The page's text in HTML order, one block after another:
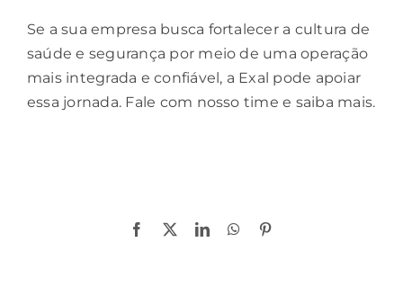
Se a sua empresa busca fortalecer a cultura de
saúde e segurança por meio de uma operação
mais integrada e confiável, a Exal pode apoiar
essa jornada. Fale com nosso time e saiba mais.
Facebook
X LinkedInWhatsApp